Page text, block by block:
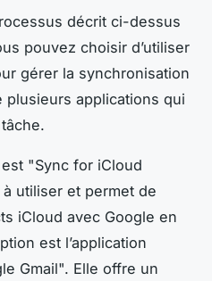
décrit ci-dessus
pouvez choisir d’utiliser
gérer la synchronisation
applications qui
"Sync for iCloud
utiliser et permet de
iCloud avec Google en
est l’application
Gmail". Elle offre un